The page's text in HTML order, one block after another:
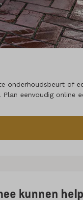
onderhoudsbeurt of
eenvoudig online
kunnen